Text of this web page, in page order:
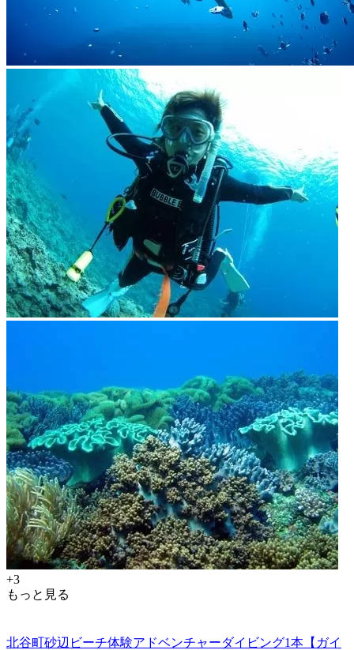
+3
もっと見る
北谷町砂辺ビーチ体験アドベンチャーダイビング1本【ガイ